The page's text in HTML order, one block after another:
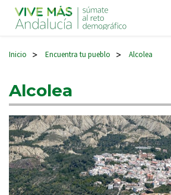
Navegación principal
Inicio > Encuentra tu pueblo > Alcolea
Alcolea